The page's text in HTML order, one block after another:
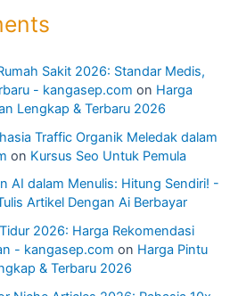
Sakit 2026: Standar Medis,
- kangasep.com on Harga
Lengkap & Terbaru 2026
Traffic Organik Meledak dalam
on Kursus Seo Untuk Pemula
AI dalam Menulis: Hitung Sendiri! -
Artikel Dengan Ai Berbayar
2026: Harga Rekomendasi
- kangasep.com on Harga Pintu
& Terbaru 2026